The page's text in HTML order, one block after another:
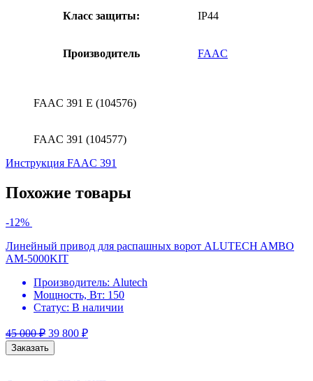
Класс защиты: IP44
Производитель FAAC
FAAC 391 Е (104576)
FAAC 391 (104577)
Инструкция FAAC 391
Похожие товары
-12%
Линейный привод для распашных ворот ALUTECH AMBO
AM-5000KIT
Производитель: Alutech
Мощность, Вт: 150
Статус: В наличии
45 000₽ 39 800 ₽
Заказать